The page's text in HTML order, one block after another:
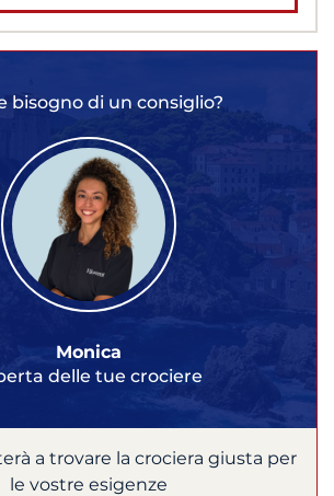
bisogno di un consiglio?
Monica
delle tue crociere
a trovare la crociera giusta per
le vostre esigenze